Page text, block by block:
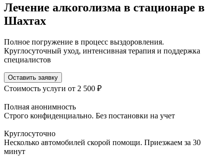
Лечение алкоголизма в стационаре в
Шахтах
Полное погружение в процесс выздоровления.
Круглосуточный уход, интенсивная терапия и поддержка
специалистов
Оставить заявку
Стоимость услуги от 2 500 ₽
Полная анонимность
Строго конфиденциально. Без постановки на учет
Круглосуточно
Несколько автомобилей скорой помощи. Приезжаем за 30
минут